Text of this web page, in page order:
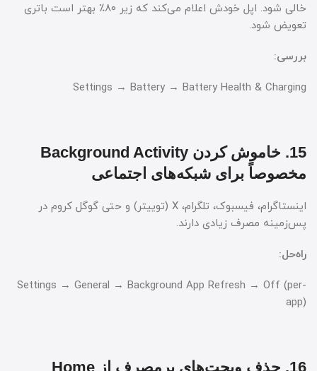
خالی شود. اپل خودش اعلام می‌کند که زیر ۸۰٪ بهتر است باتری
تعویض شود.
بررسی:
Settings → Battery → Battery Health & Charging
15. خاموش کردن Background Activity
مخصوصاً برای شبکه‌های اجتماعی
اینستاگرام، فیسبوک، تلگرام، X (توییتر) و حتی گوگل کروم در
پس‌زمینه مصرف زیادی دارند.
راه‌حل:
Settings → General → Background App Refresh → Off (per-
app)
16. حذف ویجت‌های پرمصرف از Home